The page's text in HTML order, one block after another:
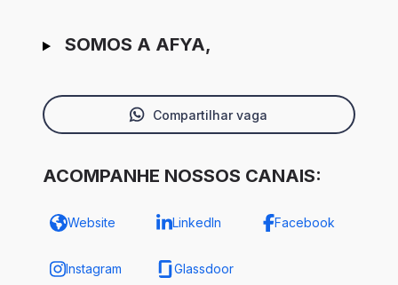
SOMOS A AFYA,
Compartilhar vaga
ACOMPANHE NOSSOS CANAIS:
Website LinkedIn Facebook
Instagram Glassdoor